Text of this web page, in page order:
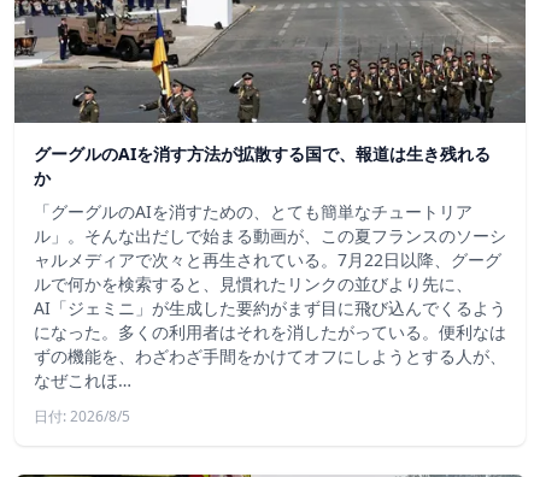
グーグルのAIを消す方法が拡散する国で、報道は生き残れる
か
「グーグルのAIを消すための、とても簡単なチュートリア
ル」。そんな出だしで始まる動画が、この夏フランスのソーシ
ャルメディアで次々と再生されている。7月22日以降、グーグ
ルで何かを検索すると、見慣れたリンクの並びより先に、
AI「ジェミニ」が生成した要約がまず目に飛び込んでくるよう
になった。多くの利用者はそれを消したがっている。便利なは
ずの機能を、わざわざ手間をかけてオフにしようとする人が、
なぜこれほ…
日付: 2026/8/5